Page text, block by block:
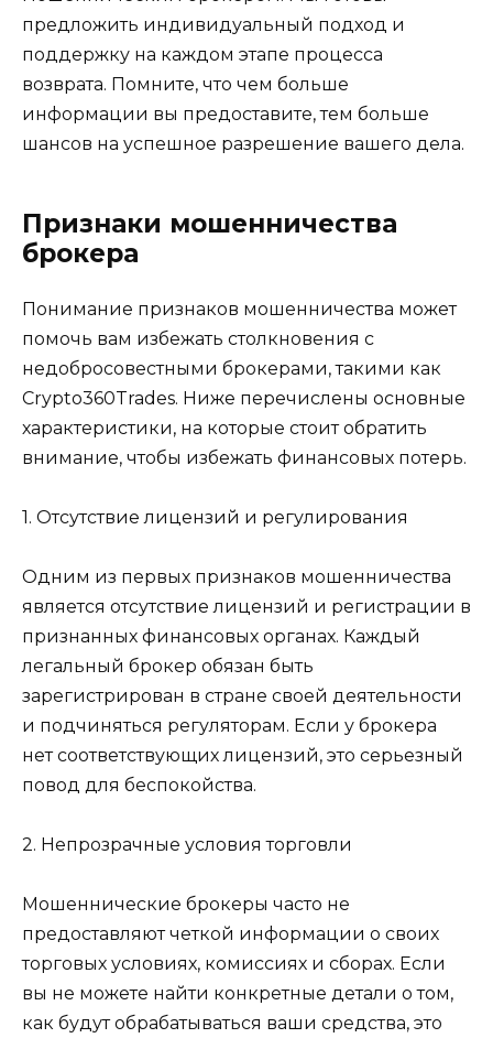
предложить индивидуальный подход и
поддержку на каждом этапе процесса
возврата. Помните, что чем больше
информации вы предоставите, тем больше
шансов на успешное разрешение вашего дела.
Признаки мошенничества
брокера
Понимание признаков мошенничества может
помочь вам избежать столкновения с
недобросовестными брокерами, такими как
Crypto360Trades. Ниже перечислены основные
характеристики, на которые стоит обратить
внимание, чтобы избежать финансовых потерь.
1. Отсутствие лицензий и регулирования
Одним из первых признаков мошенничества
является отсутствие лицензий и регистрации в
признанных финансовых органах. Каждый
легальный брокер обязан быть
зарегистрирован в стране своей деятельности
и подчиняться регуляторам. Если у брокера
нет соответствующих лицензий, это серьезный
повод для беспокойства.
2. Непрозрачные условия торговли
Мошеннические брокеры часто не
предоставляют четкой информации о своих
торговых условиях, комиссиях и сборах. Если
вы не можете найти конкретные детали о том,
как будут обрабатываться ваши средства, это